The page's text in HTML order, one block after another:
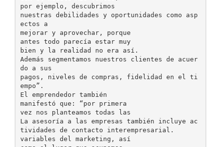
por ejemplo, descubrimos
nuestras debilidades y oportunidades como asp
ectos a
mejorar y aprovechar, porque
antes todo parecía estar muy
bien y la realidad no era así.
Además segmentamos nuestros clientes de acuer
do a sus
pagos, niveles de compras, fidelidad en el ti
empo”.
El emprendedor también
manifestó que: “por primera
vez nos planteamos todas las
La asesoría a las empresas también incluye ac
tividades de contacto interempresarial.
variables del marketing, así